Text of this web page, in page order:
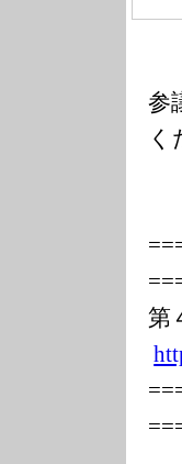
参
く
第